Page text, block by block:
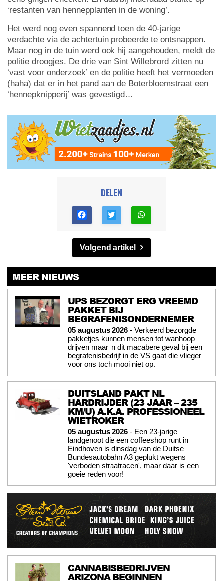
‘restanten van hennepplanten in de woning’.
Het werd nog even spannend toen de 40-jarige
verdachte via de achtertuin probeerde te ontsnappen.
Maar nog in de tuin werd ook hij aangehouden, meldt de
politie droogjes. De drie van Sint Willebrord zitten nu
‘vast voor onderzoek’ en de politie heeft het vermoeden
(haha) dat er in het pand aan de Boterbloemstraat een
‘hennepknipperij’ was gevestigd…
DELEN
Volgend artikel
MEER NIEUWS
UPS BEZORGT ERG VREEMD
PAKKET BIJ
BEGRAFENISONDERNEMER
05 augustus 2026 - Verkeerd bezorgde
pakketjes kunnen mensen tot wanhoop
drijven maar in dit macabere geval bij een
begrafenisbedrijf in de VS gaat die vlieger
voor ons toch mooi niet op.
DUITSLAND PAKT NL
HARDRIJDER (23 JAAR – 235
KM/U) A.K.A. PROFESSIONEEL
WIETROKER
05 augustus 2026 - Een 23-jarige
landgenoot die een coffeeshop runt in
Eindhoven is dinsdag van de Duitse
Bundesautobahn A3 geplukt wegens
'verboden straatracen', maar daar is een
goeie reden voor!
CANNABISBEDRIJVEN
ARIZONA BEGINNEN